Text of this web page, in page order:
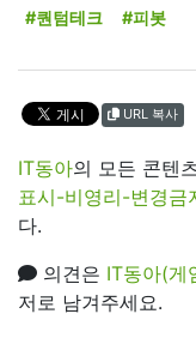
#퀀텀테크
#피봇
URL 복사
IT동아의 모든 콘텐
표시-비영리-변경금
다.
의견은 IT동아(게
저로 남겨주세요.